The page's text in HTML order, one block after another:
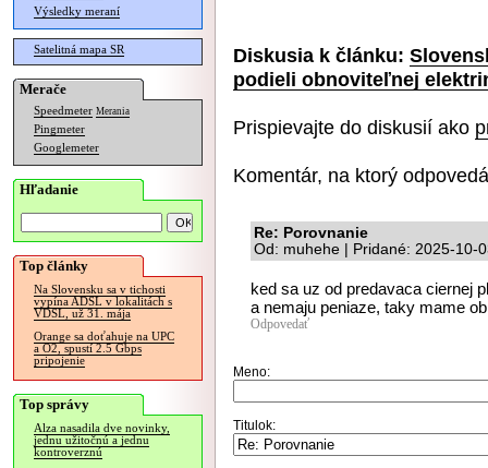
Výsledky meraní
Satelitná mapa SR
Merače
Speedmeter Merania
Pingmeter
Googlemeter
Hľadanie
Top články
Na Slovensku sa v tichosti
vypína ADSL v lokalitách s
VDSL, už 31. mája
Orange sa doťahuje na UPC
a O2, spustí 2.5 Gbps
pripojenie
Top správy
Alza nasadila dve novinky,
jednu užitočnú a jednu
kontroverznú
Diskusia k článku:
podieli obnoviteľnej
Prispievajte do diskusií ako
Komentár, na ktorý
Re: Porovnanie
Od: muhehe | Pridané: 2025-10-
ked sa uz od predavaca ciernej
a nemaju peniaze, taky mame
Odpovedať
Meno:
Titulok: